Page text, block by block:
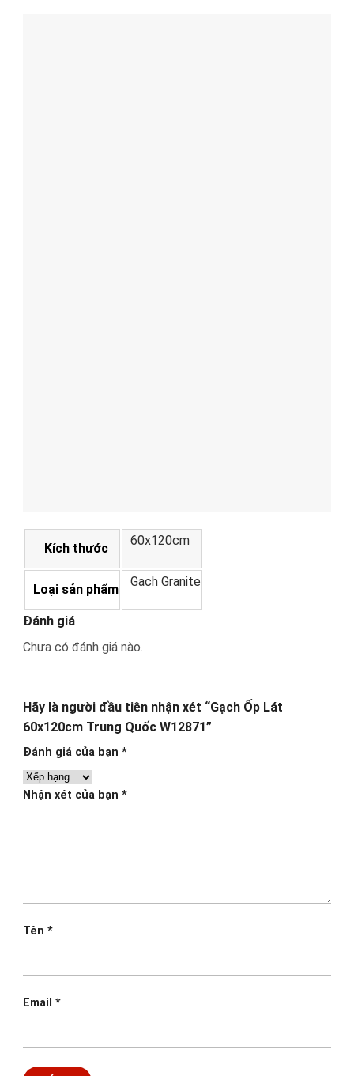
Kích thước
60x120cm
Loại sản phẩm
Gạch Granite
Đánh giá
Chưa có đánh giá nào.
Hãy là người đầu tiên nhận xét “Gạch Ốp Lát
60x120cm Trung Quốc W12871”
Đánh giá của bạn *
Nhận xét của bạn *
Tên *
Email *